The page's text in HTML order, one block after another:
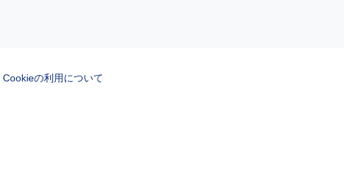
Cookieの利用について